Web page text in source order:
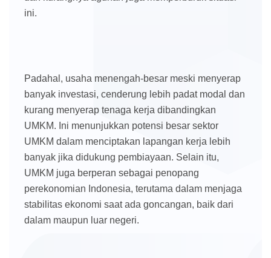
ini.
Padahal, usaha menengah-besar meski menyerap
banyak investasi, cenderung lebih padat modal dan
kurang menyerap tenaga kerja dibandingkan
UMKM. Ini menunjukkan potensi besar sektor
UMKM dalam menciptakan lapangan kerja lebih
banyak jika didukung pembiayaan. Selain itu,
UMKM juga berperan sebagai penopang
perekonomian Indonesia, terutama dalam menjaga
stabilitas ekonomi saat ada goncangan, baik dari
dalam maupun luar negeri.